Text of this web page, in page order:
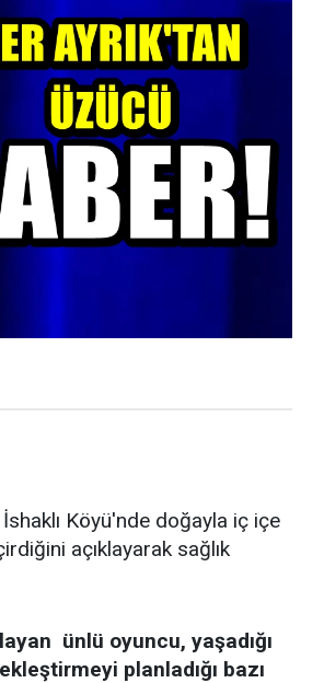
Köyü'nde doğayla iç içe
açıklayarak sağlık
ünlü oyuncu, yaşadığı
planladığı bazı